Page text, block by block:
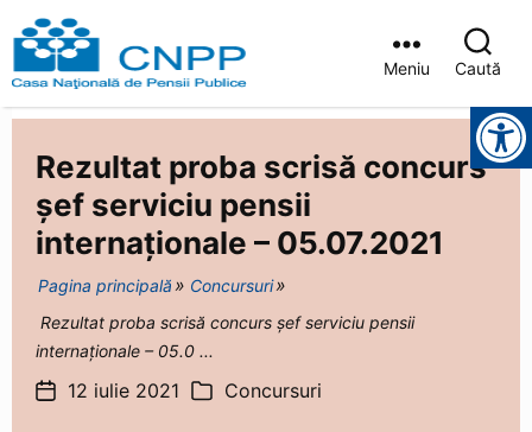
Județeană
Pensii
Brașov
Meniu Caută
Instrumente pentru accesibilitate
Rezultat proba scrisă concurs
șef serviciu pensii
internaționale – 05.07.2021
Pagina principală
Concursuri
Rezultat proba scrisă concurs șef serviciu pensii
internaționale – 05.0 ...
Dată12 iulie 2021 Categorii
Concursuri